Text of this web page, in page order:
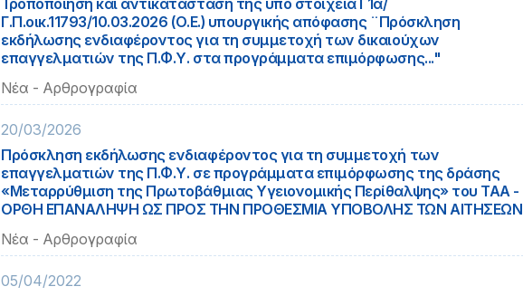
Τροποποίηση και αντικατάσταση της υπό στοιχεία Γ1α/
Γ.Π.οικ.11793/10.03.2026 (Ο.Ε.) υπουργικής απόφασης ¨Πρόσκληση
εκδήλωσης ενδιαφέροντος για τη συμμετοχή των δικαιούχων
επαγγελματιών της Π.Φ.Υ. στα προγράμματα επιμόρφωσης..."
Νέα - Αρθρογραφία
20/03/2026
Πρόσκληση εκδήλωσης ενδιαφέροντος για τη συμμετοχή των
επαγγελματιών της Π.Φ.Υ. σε προγράμματα επιμόρφωσης της δράσης
«Μεταρρύθμιση της Πρωτοβάθμιας Υγειονομικής Περίθαλψης» του ΤΑΑ -
ΟΡΘΗ ΕΠΑΝΑΛΗΨΗ ΩΣ ΠΡΟΣ ΤΗΝ ΠΡΟΘΕΣΜΙΑ ΥΠΟΒΟΛΗΣ ΤΩΝ ΑΙΤΗΣΕΩΝ
Νέα - Αρθρογραφία
05/04/2022